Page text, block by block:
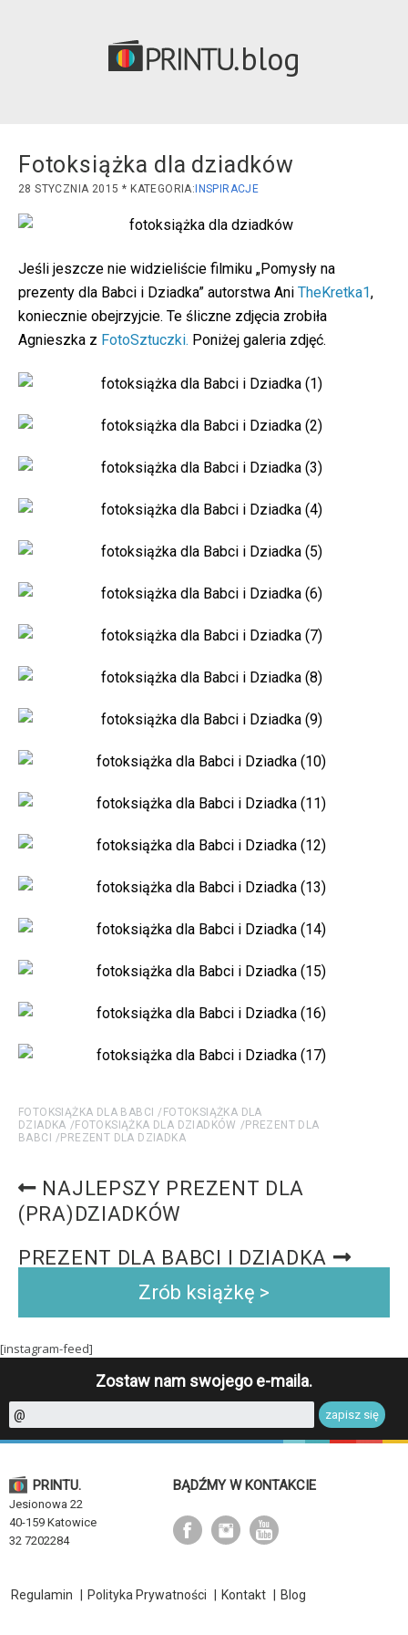
blog
Fotoksiążka dla dziadków
28 STYCZNIA 2015 INSPIRACJE
Jeśli jeszcze nie widzieliście filmiku „Pomysły na
prezenty dla Babci i Dziadka” autorstwa Ani TheKretka1,
koniecznie obejrzyjcie. Te śliczne zdjęcia zrobiła
Agnieszka z FotoSztuczki. Poniżej galeria zdjęć.
FOTOKSIĄŻKA DLA BABCI
FOTOKSIĄŻKA DLA
DZIADKA
FOTOKSIĄŻKA DLA DZIADKÓW
PREZENT DLA
BABCI
PREZENT DLA DZIADKA
NAJLEPSZY PREZENT DLA
(PRA)DZIADKÓW
PREZENT DLA BABCI I DZIADKA
Zrób książkę >
[instagram-feed]
Zostaw nam swojego e-maila.
PRINTU.
Jesionowa 22
40-159 Katowice
32 7202284
BĄDŹMY W KONTAKCIE
Regulamin Polityka Prywatności Kontakt Blog